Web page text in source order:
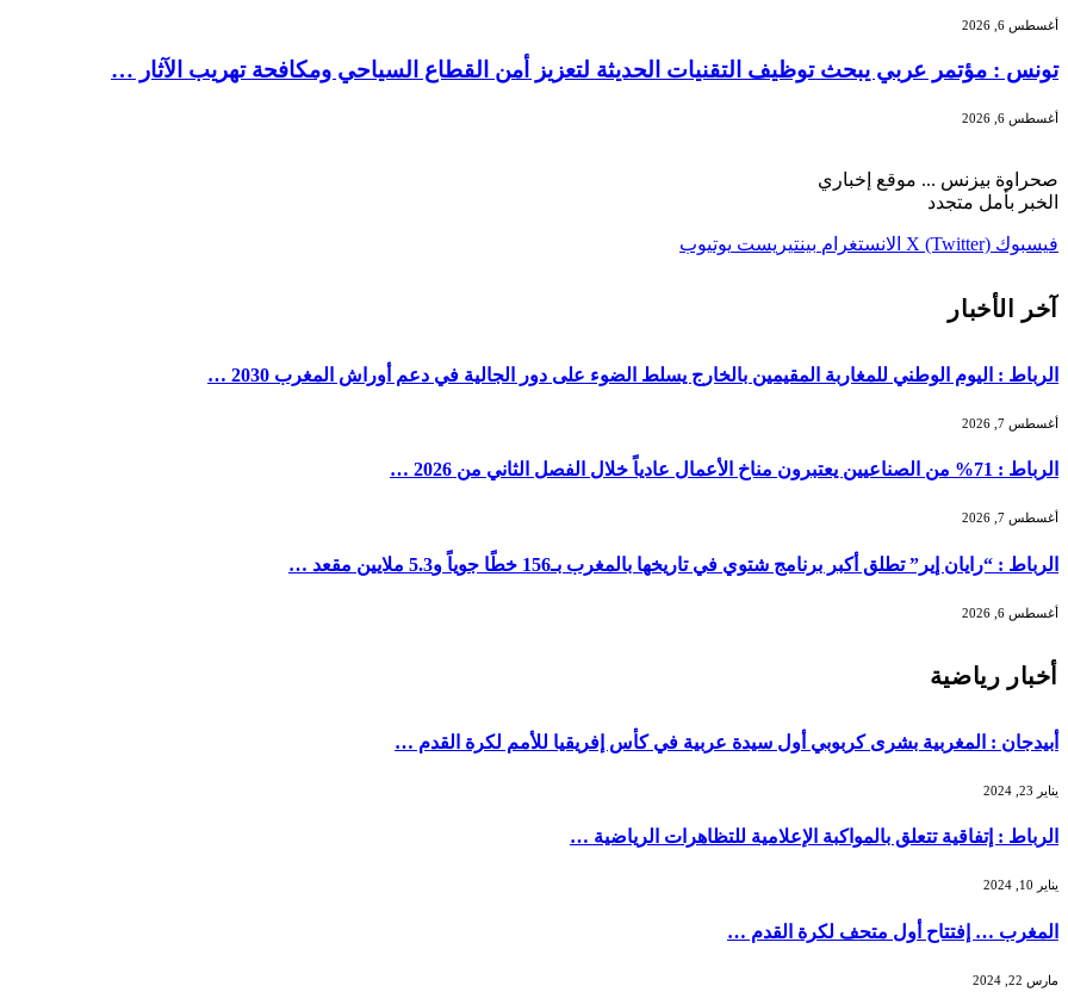
أغسطس 6, 2026
تونس : مؤتمر عربي يبحث توظيف التقنيات الحديثة لتعزيز أمن القطاع السياحي ومكافحة تهريب الآثار …
أغسطس 6, 2026
صحراوة بيزنس ... موقع إخباري
الخبر بأمل متجدد
فيسبوك X (Twitter) الانستغرام بينتيريست يوتيوب
آخر الأخبار
الرباط : اليوم الوطني للمغاربة المقيمين بالخارج يسلط الضوء على دور الجالية في دعم أوراش المغرب 2030 …
أغسطس 7, 2026
الرباط : 71% من الصناعيين يعتبرون مناخ الأعمال عادياً خلال الفصل الثاني من 2026 …
أغسطس 7, 2026
الرباط : “رايان إير” تطلق أكبر برنامج شتوي في تاريخها بالمغرب بـ156 خطًا جوياً و5.3 ملايين مقعد …
أغسطس 6, 2026
أخبار رياضية
أبيدجان : المغربية بشرى كربوبي أول سيدة عربية في كأس إفريقيا للأمم لكرة القدم …
يناير 23, 2024
الرباط : إتفاقية تتعلق بالمواكبة الإعلامية للتظاهرات الرياضية …
يناير 10, 2024
المغرب … إفتتاح أول متحف لكرة القدم …
مارس 22, 2024